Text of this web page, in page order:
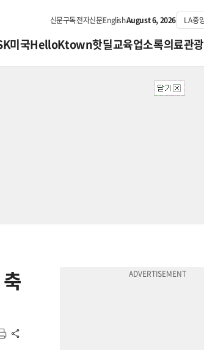
신문구독전자신문EnglishAugust 6, 2026
미국HelloKtown핫딜교육업소록의료관광